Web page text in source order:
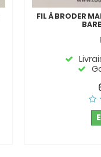
FIL À BRODER